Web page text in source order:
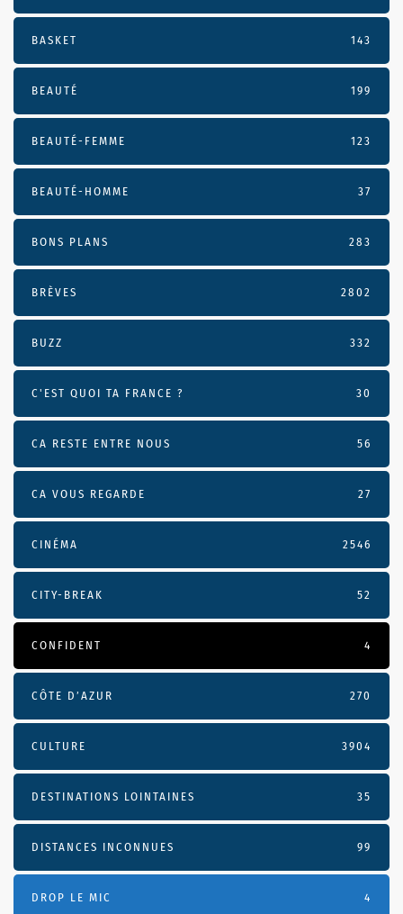
BASKET 143
BEAUTÉ 199
BEAUTÉ-FEMME 123
BEAUTÉ-HOMME 37
BONS PLANS 283
BRÈVES 2802
BUZZ 332
C'EST QUOI TA FRANCE ? 30
CA RESTE ENTRE NOUS 56
CA VOUS REGARDE 27
CINÉMA 2546
CITY-BREAK 52
CONFIDENT 4
CÔTE D’AZUR 270
CULTURE 3904
DESTINATIONS LOINTAINES 35
DISTANCES INCONNUES 99
DROP LE MIC 4